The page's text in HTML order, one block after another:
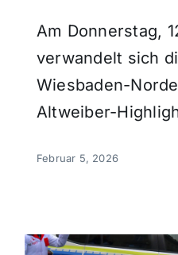
Am Donnerstag,
verwandelt sich
Wiesbaden-
Altweiber-
Februar 5, 2026